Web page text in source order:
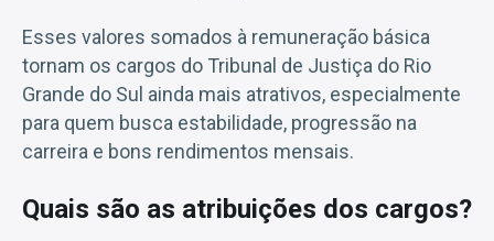
Esses valores somados à remuneração básica
tornam os cargos do Tribunal de Justiça do Rio
Grande do Sul ainda mais atrativos, especialmente
para quem busca estabilidade, progressão na
carreira e bons rendimentos mensais.
Quais são as atribuições dos cargos?